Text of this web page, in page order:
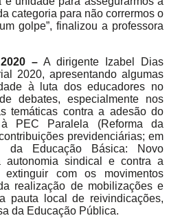
categoria para não corrermos o
golpe”, finalizou a professora
– A dirigente I zabel Dias
2020, apresentando algumas
à luta dos educadores no
debates, especialmente nos
temáticas contra a adesão do
PEC Paralela (Reforma da
previdenciárias; em
da Educação Básica: Novo
autonomia sindical e contra a
com os movimentos
realização de mobilizações e
pauta local de reivindicações,
da Educação Pública.